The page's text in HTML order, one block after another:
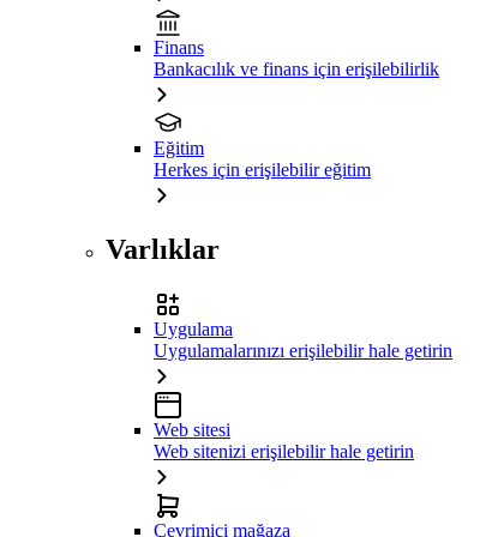
Finans
Bankacılık ve finans için erişilebilirlik
Eğitim
Herkes için erişilebilir eğitim
Varlıklar
Uygulama
Uygulamalarınızı erişilebilir hale getirin
Web sitesi
Web sitenizi erişilebilir hale getirin
Çevrimiçi mağaza